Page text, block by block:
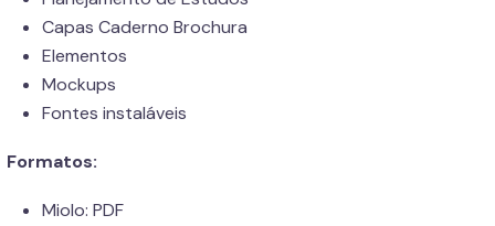
Capas Caderno Brochura
Elementos
Mockups
Fontes instaláveis
Formatos:
Miolo: PDF